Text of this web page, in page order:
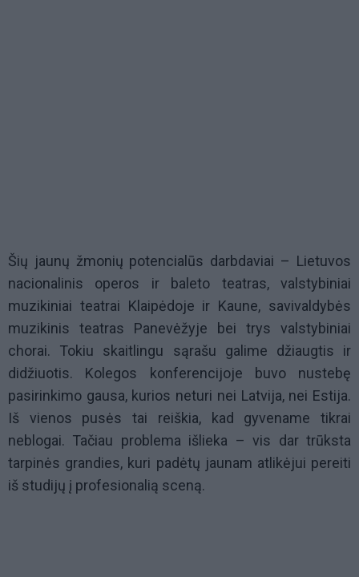
Šių jaunų žmonių potencialūs darbdaviai – Lietuvos
nacionalinis operos ir baleto teatras, valstybiniai
muzikiniai teatrai Klaipėdoje ir Kaune, savivaldybės
muzikinis teatras Panevėžyje bei trys valstybiniai
chorai. Tokiu skaitlingu sąrašu galime džiaugtis ir
didžiuotis. Kolegos konferencijoje buvo nustebę
pasirinkimo gausa, kurios neturi nei Latvija, nei Estija.
Iš vienos pusės tai reiškia, kad gyvename tikrai
neblogai. Tačiau problema išlieka – vis dar trūksta
tarpinės grandies, kuri padėtų jaunam atlikėjui pereiti
iš studijų į profesionalią sceną.